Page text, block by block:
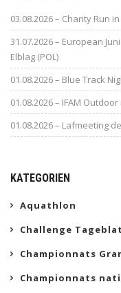
03.08.2026 – Charity Run
31.07.2026 – European
Elblag (POL)
01.08.2026 – Blue Track
01.08.2026 – IFAM
01.08.2026 – Lafmeeting
KATEGORIEN
Aquathlon
Challenge
Championnats
Championnats